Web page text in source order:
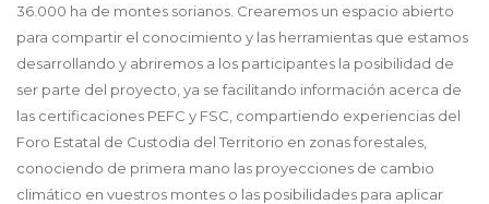
36.000 ha de montes sorianos. Crearemos un espacio abierto
para compartir el conocimiento y las herramientas que estamos
desarrollando y abriremos a los participantes la posibilidad de
ser parte del proyecto, ya se facilitando información acerca de
las certificaciones PEFC y FSC, compartiendo experiencias del
Foro Estatal de Custodia del Territorio en zonas forestales,
conociendo de primera mano las proyecciones de cambio
climático en vuestros montes o las posibilidades para aplicar